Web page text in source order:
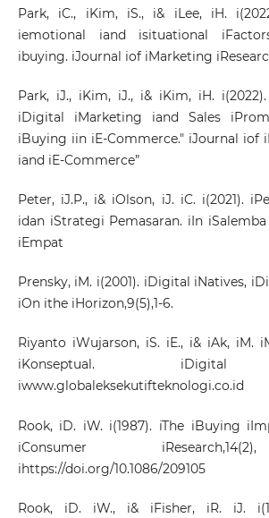
Park, iC., iKim, iS., i& iLee, iH.
iemotional iand isituational
ibuying. iJournal iof iMarketing
Park, iJ., iKim, iJ., i& iKim, iH.
iDigital iMarketing iand Sales
iBuying iin iE-Commerce." iJournal iof
iand iE-Commerce”
Peter, iJ.P., i& iOlson, iJ. iC. i(2021).
idan iStrategi Pemasaran. iIn
iEmpat
Prensky, iM. i(2001). iDigital iNatives,
iOn ithe iHorizon,9(5),1-6.
Riyanto iWujarson, iS. iE., i& iAk, iM.
iKonseptual. iDigital
iwww.globaleksekutifteknologi.co.id
Rook, iD. iW. i(1987). iThe iBuying
iConsumer
ihttps://doi.org/10.1086/209105
Rook, iD. iW., i& iFisher, iR. iJ.